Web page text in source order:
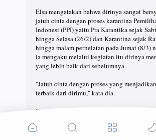
Elsa mengatakan bahwa dirinya sangat
jatuh cinta dengan proses karantina
Indonesi (PPI) yaitu Pra Karantika sejak
hingga Selasa (26/2) dan Karantina sejak
hingga malam perhelatan pada Jumat (8/3)
ia mengaku melalui kegiatan itu dirinya
yang lebih baik dari sebelumnya.
"Jatuh cinta dengan proses yang
terbaik dari dirimu," kata dia.
Elsa mengungkapkan walau dirinya sangat
sangat bersukacita dengan materi motivasi